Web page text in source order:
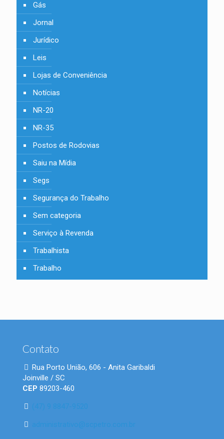
Gás
Jornal
Jurídico
Leis
Lojas de Conveniência
Notícias
NR-20
NR-35
Postos de Rodovias
Saiu na Mídia
Segs
Segurança do Trabalho
Sem categoria
Serviço à Revenda
Trabalhista
Trabalho
Contato
Rua Porto União, 606 - Anita Garibaldi
Joinville / SC
CEP 89203-460
(47) 9 8847-9520
administrativo@scpetro.com.br